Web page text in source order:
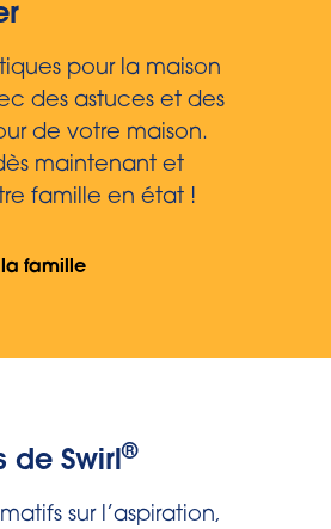
pour la maison
des astuces et des
de votre maison.
maintenant et
famille en état !
famille
de Swirl®
sur l’aspiration,